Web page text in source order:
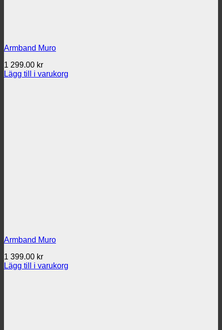
Armband Muro
1 299.00 kr
Lägg till i varukorg
Armband Muro
1 399.00 kr
Lägg till i varukorg